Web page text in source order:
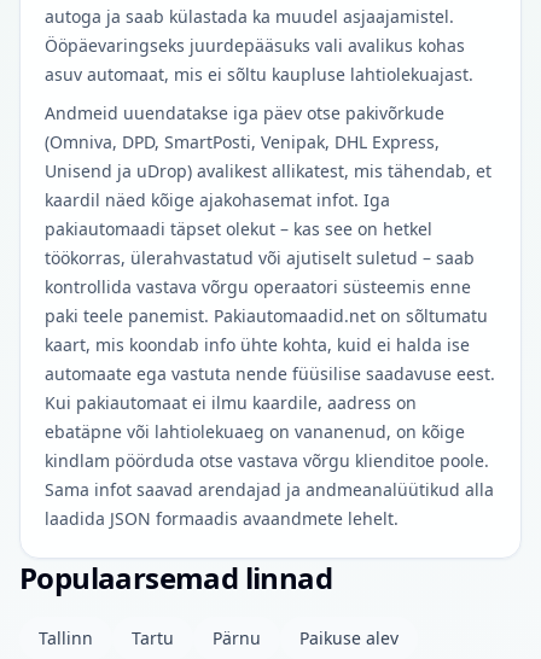
autoga ja saab külastada ka muudel asjaajamistel.
Ööpäevaringseks juurdepääsuks vali avalikus kohas
asuv automaat, mis ei sõltu kaupluse lahtiolekuajast.
Andmeid uuendatakse iga päev otse pakivõrkude
(Omniva, DPD, SmartPosti, Venipak, DHL Express,
Unisend ja uDrop) avalikest allikatest, mis tähendab, et
kaardil näed kõige ajakohasemat infot. Iga
pakiautomaadi täpset olekut – kas see on hetkel
töökorras, ülerahvastatud või ajutiselt suletud – saab
kontrollida vastava võrgu operaatori süsteemis enne
paki teele panemist. Pakiautomaadid.net on sõltumatu
kaart, mis koondab info ühte kohta, kuid ei halda ise
automaate ega vastuta nende füüsilise saadavuse eest.
Kui pakiautomaat ei ilmu kaardile, aadress on
ebatäpne või lahtiolekuaeg on vananenud, on kõige
kindlam pöörduda otse vastava võrgu klienditoe poole.
Sama infot saavad arendajad ja andmeanalüütikud alla
laadida JSON formaadis avaandmete lehelt.
Populaarsemad linnad
Tallinn Tartu Pärnu Paikuse alev